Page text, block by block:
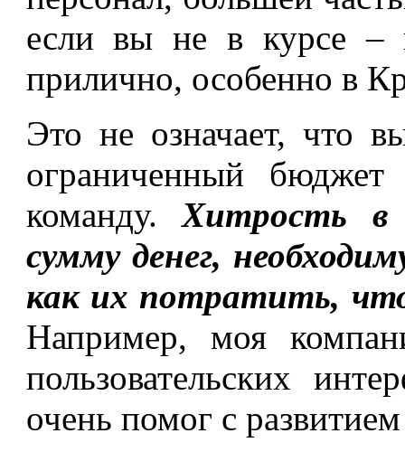
если вы не в курсе –
прилично, особенно в
Это не означает, что
ограниченный
команду.Хитрость в
сумму денег,
как их потратить,
Например, моя
пользовательских
очень помог с